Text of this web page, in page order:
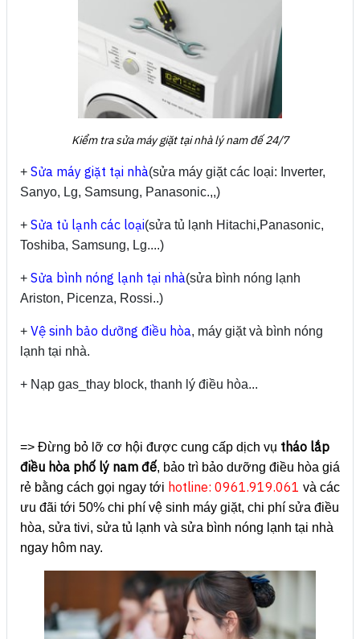
Kiểm tra sửa máy giặt tại nhà lý nam đế 24/7
+ Sửa máy giặt tại nhà(sửa máy giặt các loại: Inverter,
Sanyo, Lg, Samsung, Panasonic.,,)
+ Sửa tủ lạnh các loại(sửa tủ lạnh Hitachi,Panasonic,
Toshiba, Samsung, Lg....)
+ Sửa bình nóng lạnh tại nhà(sửa bình nóng lạnh
Ariston, Picenza, Rossi..)
+ Vệ sinh bảo dưỡng điều hòa, máy giặt và bình nóng
lạnh tại nhà.
+ Nạp gas_thay block, thanh lý điều hòa...
=> Đừng bỏ lỡ cơ hội được cung cấp dịch vụ tháo lắp
điều hòa phố lý nam đế, bảo trì bảo dưỡng điều hòa giá
rẻ bằng cách gọi ngay tới hotline: 0961.919.061 và các
ưu đãi tới 50% chi phí vệ sinh máy giặt, chi phí sửa điều
hòa, sửa tivi, sửa tủ lạnh và sửa bình nóng lạnh tại nhà
ngay hôm nay.